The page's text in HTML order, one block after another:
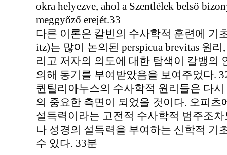
okra helyezve, ahol a Szentlélek belső
meggyőző erejét.33
다른 이론은 칼빈의 수사학적 훈련에 기
itz)는 많이 논의된 perspicua brevitas 원
리고 저자의 의도에 대한 탐색이 칼뱅의
의해 동기를 부여받았음을 보여주었다.
퀸틸리아누스의 수사학적 원리들은 다
의 중요한 측면이 되었을 것이다. 오피츠
설득력이라는 고전적 수사학적 범주조
나 성경의 설득력을 부여하는 신학적 기
수 있다. 33분